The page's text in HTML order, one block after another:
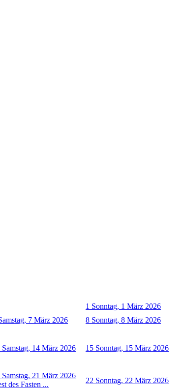
1 Sonntag, 1 März 2026
7 März 2026 8 Sonntag, 8 März 2026
Samstag, 14 März 2026 15 Sonntag, 15 März 2026
Samstag, 21 März 2026
des Fasten ...
22 Sonntag, 22 März 2026